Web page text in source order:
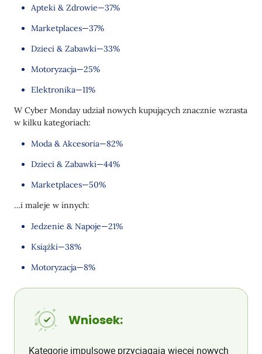
Apteki & Zdrowie—37%
Marketplaces—37%
Dzieci & Zabawki—33%
Motoryzacja—25%
Elektronika—11%
W Cyber Monday udział nowych kupujących znacznie wzrasta
w kilku kategoriach:
Moda & Akcesoria—82%
Dzieci & Zabawki—44%
Marketplaces—50%
…i maleje w innych:
Jedzenie & Napoje—21%
Książki—38%
Motoryzacja—8%
Wniosek:
Kategorie impulsowe przyciągają więcej nowych